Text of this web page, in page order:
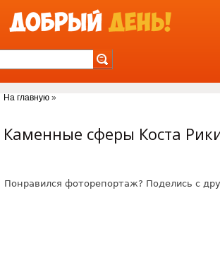
На главную »
Каменные сферы Коста
Понравился фоторепортаж? Поделись с